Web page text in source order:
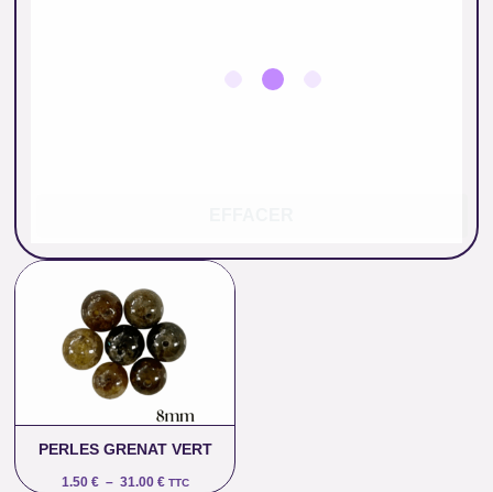
PERLES GRENAT VERT
1.50 € – 31.00 €
prix :
1.50 €
à
31.00 €
TTC